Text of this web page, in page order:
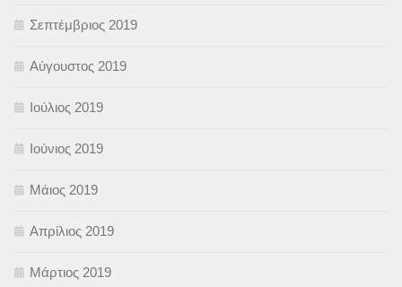
Σεπτέμβριος 2019
Αύγουστος 2019
Ιούλιος 2019
Ιούνιος 2019
Μάιος 2019
Απρίλιος 2019
Μάρτιος 2019